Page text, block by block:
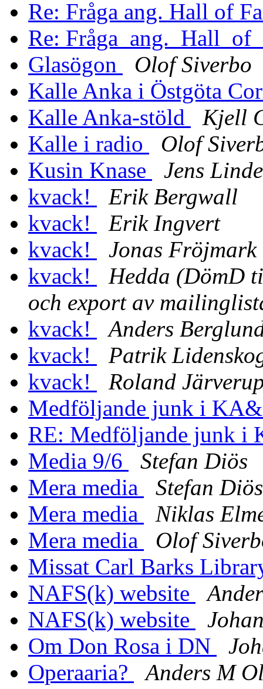
Re: Fråga ang. Hall of
Re:
Glasögon
Olof Siverbo
Kalle Anka i Östgöta
Kalle Anka-stöld
Kjell
Kalle i radio
Olof
Kusin Knase
Jens
kvack!
Erik Bergwall
kvack!
Erik Ingvert
kvack!
Jonas Fröjmark
kvack!
Hedda (DömD
och export av
kvack!
Anders
kvack!
Patrik
kvack!
Roland
Medföljande junk i
RE: Medföljande junk i
Media 9/6
Stefan Diös
Mera media
Stefan Diös
Mera media
Niklas
Mera media
Olof
Missat Carl Barks
NAFS(k) website
NAFS(k) website
Om Don Rosa i DN
Operaaria?
Anders M